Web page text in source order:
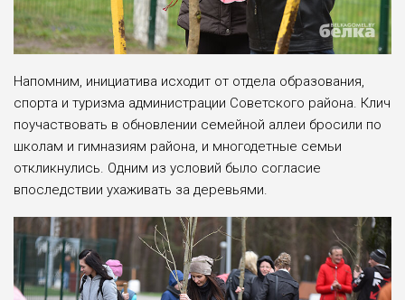
Напомним, инициатива исходит от отдела образования,
спорта и туризма администрации Советского района. Клич
поучаствовать в обновлении семейной аллеи бросили по
школам и гимназиям района, и многодетные семьи
откликнулись. Одним из условий было согласие
впоследствии ухаживать за деревьями.